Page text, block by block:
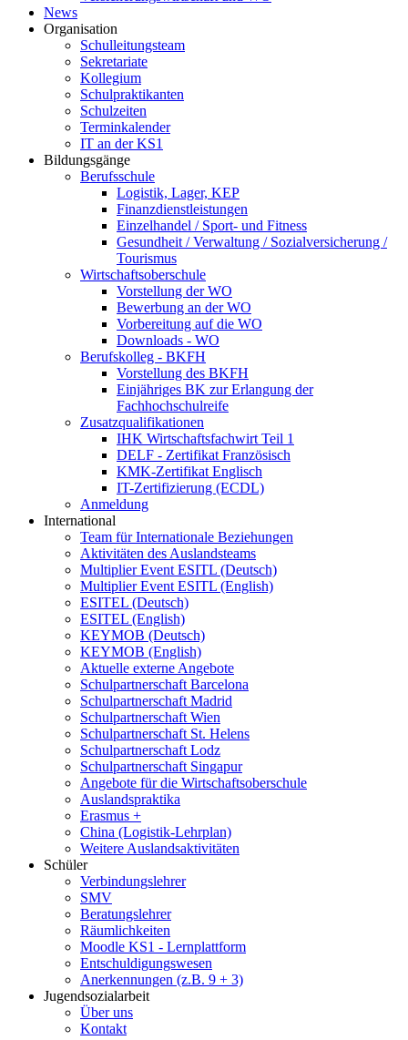
News
Organisation
Schulleitungsteam
Sekretariate
Kollegium
Schulpraktikanten
Schulzeiten
Terminkalender
IT an der KS1
Bildungsgänge
Berufsschule
Logistik, Lager, KEP
Finanzdienstleistungen
Einzelhandel / Sport- und Fitness
Gesundheit / Verwaltung / Sozialversicherung /
Tourismus
Wirtschaftsoberschule
Vorstellung der WO
Bewerbung an der WO
Vorbereitung auf die WO
Downloads - WO
Berufskolleg - BKFH
Vorstellung des BKFH
Einjähriges BK zur Erlangung der
Fachhochschulreife
Zusatzqualifikationen
IHK Wirtschaftsfachwirt Teil 1
DELF - Zertifikat Französisch
KMK-Zertifikat Englisch
IT-Zertifizierung (ECDL)
Anmeldung
International
Team für Internationale Beziehungen
Aktivitäten des Auslandsteams
Multiplier Event ESITL (Deutsch)
Multiplier Event ESITL (English)
ESITEL (Deutsch)
ESITEL (English)
KEYMOB (Deutsch)
KEYMOB (English)
Aktuelle externe Angebote
Schulpartnerschaft Barcelona
Schulpartnerschaft Madrid
Schulpartnerschaft Wien
Schulpartnerschaft St. Helens
Schulpartnerschaft Lodz
Schulpartnerschaft Singapur
Angebote für die Wirtschaftsoberschule
Auslandspraktika
Erasmus +
China (Logistik-Lehrplan)
Weitere Auslandsaktivitäten
Schüler
Verbindungslehrer
SMV
Beratungslehrer
Räumlichkeiten
Moodle KS1 - Lernplattform
Entschuldigungswesen
Anerkennungen (z.B. 9 + 3)
Jugendsozialarbeit
Über uns
Kontakt